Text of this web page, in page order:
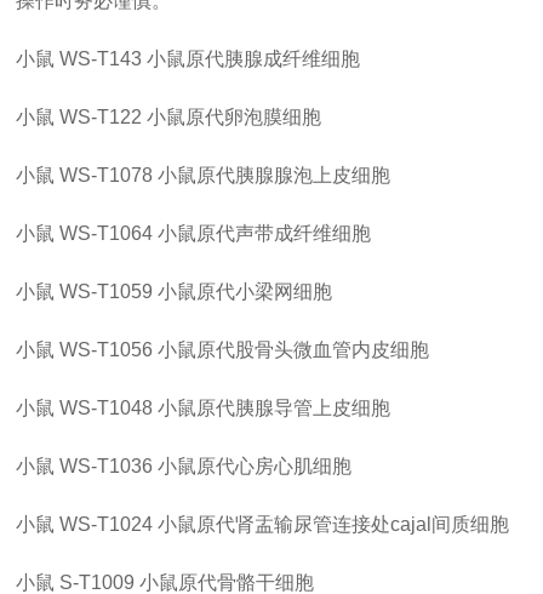
小鼠 WS-T143 小鼠原代胰腺成纤维细胞
小鼠 WS-T122 小鼠原代卵泡膜细胞
小鼠 WS-T1078 小鼠原代胰腺腺泡上皮细胞
小鼠 WS-T1064 小鼠原代声带成纤维细胞
小鼠 WS-T1059 小鼠原代小梁网细胞
小鼠 WS-T1056 小鼠原代股骨头微血管内皮细胞
小鼠 WS-T1048 小鼠原代胰腺导管上皮细胞
小鼠 WS-T1036 小鼠原代心房心肌细胞
小鼠 WS-T1024 小鼠原代肾盂输尿管连接处cajal间质细胞
小鼠 S-T1009 小鼠原代骨骼干细胞